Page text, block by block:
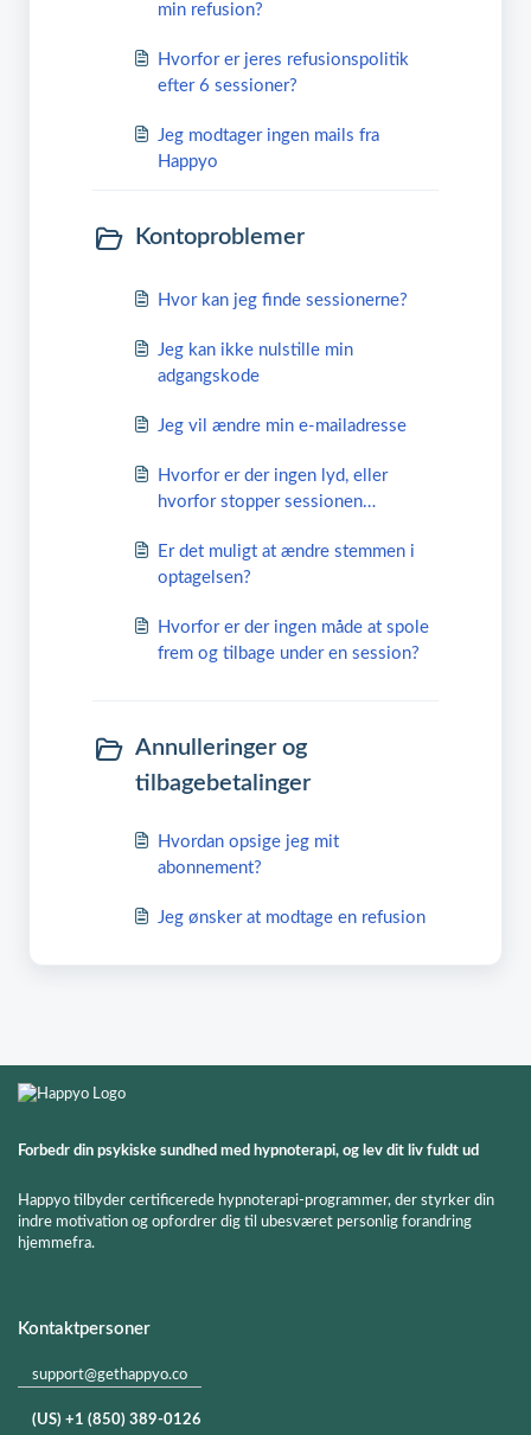
min refusion?
Hvorfor er jeres refusionspolitik
efter 6 sessioner?
Jeg modtager ingen mails fra
Happyo
Kontoproblemer
Hvor kan jeg finde sessionerne?
Jeg kan ikke nulstille min
adgangskode
Jeg vil ændre min e-mailadresse
Hvorfor er der ingen lyd, eller
hvorfor stopper sessionen
Er det muligt at ændre stemmen i
optagelsen?
Hvorfor er der ingen måde at spole
frem og tilbage under en session?
Annulleringer og
tilbagebetalinger
Hvordan opsige jeg mit
abonnement?
Jeg ønsker at modtage en refusion
Forbedr din psykiske sundhed med hypnoterapi, og lev dit liv fuldt ud
Happyo tilbyder certificerede hypnoterapi-programmer, der styrker din
indre motivation og opfordrer dig til ubesværet personlig forandring
hjemmefra.
Kontaktpersoner
support@gethappyo.co
(US) +1 (850) 389-0126